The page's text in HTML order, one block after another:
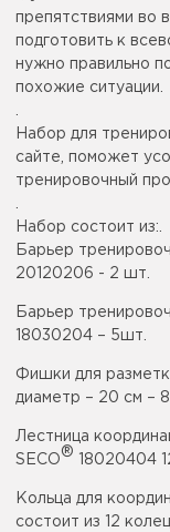
препятствиями во
подготовить к
нужно правильно
похожие ситуации.
Набор для
сайте, поможет
тренировочный
Набор состоит из:.
Барьер
20120206 - 2 шт.
Барьер
18030204 – 5шт.
Фишки для
диаметр – 20 см –
Лестница
SECO
®
18020404
Кольца для
состоит из 12